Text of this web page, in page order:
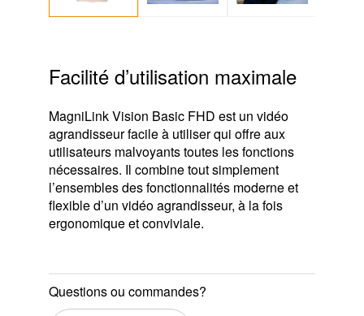
Facilité d’utilisation maximale
MagniLink Vision Basic FHD est un vidéo
agrandisseur facile à utiliser qui offre aux
utilisateurs malvoyants toutes les fonctions
nécessaires. Il combine tout simplement
l’ensembles des fonctionnalités moderne et
flexible d’un vidéo agrandisseur, à la fois
ergonomique et conviviale.
Questions ou commandes?